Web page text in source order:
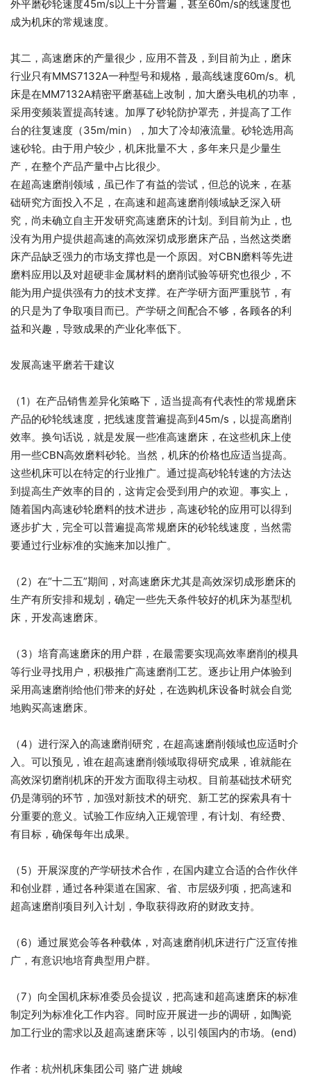
外平磨砂轮速度45m/s以上十分普遍，甚至60m/s的线速度也
成为机床的常规速度。
其二，高速磨床的产量很少，应用不普及，到目前为止，磨床
行业只有MMS7132A一种型号和规格，最高线速度60m/s。机
床是在MM7132A精密平磨基础上改制，加大磨头电机的功率，
采用变频装置提高转速。加厚了砂轮防护罩壳，并提高了工作
台的往复速度（35m/min），加大了冷却液流量。砂轮选用高
速砂轮。由于用户较少，机床批量不大，多年来只是少量生
产，在整个产品产量中占比很少。
在超高速磨削领域，虽已作了有益的尝试，但总的说来，在基
础研究方面投入不足，在高速和超高速磨削领域缺乏深入研
究，尚未确立自主开发研究高速磨床的计划。到目前为止，也
没有为用户提供超高速的高效深切成形磨床产品，当然这类磨
床产品缺乏强力的市场支撑也是一个原因。对CBN磨料等先进
磨料应用以及对超硬非金属材料的磨削试验等研究也很少，不
能为用户提供强有力的技术支撑。在产学研方面严重脱节，有
的只是为了争取项目而已。产学研之间配合不够，各顾各的利
益和兴趣，导致成果的产业化率低下。
发展高速平磨若干建议
（1）在产品销售差异化策略下，适当提高有代表性的常规磨床
产品的砂轮线速度，把线速度普遍提高到45m/s，以提高磨削
效率。换句话说，就是发展一些准高速磨床，在这些机床上使
用一些CBN高效磨料砂轮。当然，机床的价格也应适当提高。
这些机床可以在特定的行业推广。通过提高砂轮转速的方法达
到提高生产效率的目的，这肯定会受到用户的欢迎。事实上，
随着国内高速砂轮磨料的技术进步，高速砂轮的应用可以得到
逐步扩大，完全可以普遍提高常规磨床的砂轮线速度，当然需
要通过行业标准的实施来加以推广。
（2）在“十二五”期间，对高速磨床尤其是高效深切成形磨床的
生产有所安排和规划，确定一些先天条件较好的机床为基型机
床，开发高速磨床。
（3）培育高速磨床的用户群，在最需要实现高效率磨削的模具
等行业寻找用户，积极推广高速磨削工艺。逐步让用户体验到
采用高速磨削给他们带来的好处，在选购机床设备时就会自觉
地购买高速磨床。
（4）进行深入的高速磨削研究，在超高速磨削领域也应适时介
入。可以预见，谁在超高速磨削领域取得研究成果，谁就能在
高效深切磨削机床的开发方面取得主动权。目前基础技术研究
仍是薄弱的环节，加强对新技术的研究、新工艺的探索具有十
分重要的意义。试验工作应纳入正规管理，有计划、有经费、
有目标，确保每年出成果。
（5）开展深度的产学研技术合作，在国内建立合适的合作伙伴
和创业群，通过各种渠道在国家、省、市层级列项，把高速和
超高速磨削项目列入计划，争取获得政府的财政支持。
（6）通过展览会等各种载体，对高速磨削机床进行广泛宣传推
广，有意识地培育典型用户群。
（7）向全国机床标准委员会提议，把高速和超高速磨床的标准
制定列为标准化工作内容。同时应开展进一步的调研，如陶瓷
加工行业的需求以及超高速磨床等，以引领国内的市场。(end)
作者：杭州机床集团公司 骆广进 姚峻